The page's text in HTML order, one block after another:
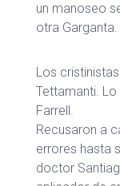
un manoseo
otra Garganta.
Los
Tettamanti.
Farrell.
Recusaron a
errores hasta
doctor